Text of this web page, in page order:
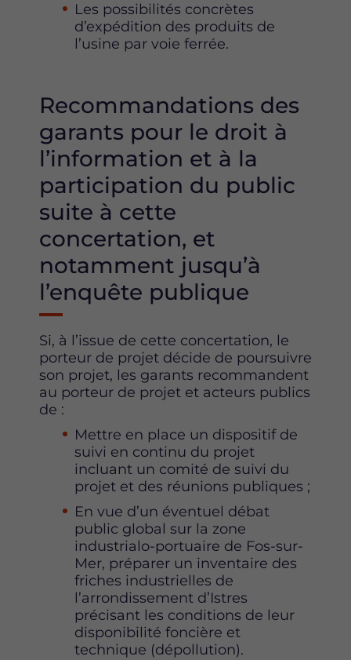
Les possibilités concrètes
d’expédition des produits de
l’usine par voie ferrée.
Recommandations des
garants pour le droit à
l’information et à la
participation du public
suite à cette
concertation, et
notamment jusqu’à
l’enquête publique
Si, à l’issue de cette concertation, le
porteur de projet décide de poursuivre
son projet, les garants recommandent
au porteur de projet et acteurs publics
de :
Mettre en place un dispositif de
suivi en continu du projet
incluant un comité de suivi du
projet et des réunions publiques ;
En vue d’un éventuel débat
public global sur la zone
industrialo-portuaire de Fos-sur-
Mer, préparer un inventaire des
friches industrielles de
l’arrondissement d’Istres
précisant les conditions de leur
disponibilité foncière et
technique (dépollution).